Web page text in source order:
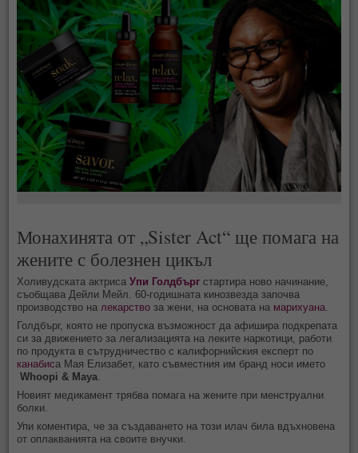
Монахинята от „Sister Act“ ще помага на
жените с болезнен цикъл
Холивудската актрисаУпи Голдбърг стартира ново начинание,
съобщава Дейли Мейл. 60-годишната кинозвезда започва
производство на лекарство за жени, на основата на марихуана
Голдбърг, която не пропуска възможност да афишира подкрепата
си за движението за легализацията на леките наркотици, работи
по продукта в сътрудничество с калифорнийския експерт по
канабиса Мая Елизабет, като съвместния им бранд носи името
Whoopi & Maya
Новият медикамент трябва помага на жените при менструални
болки.
Упи коментира, че за създаването на този илач била вдъхновена
от оплакванията на своите внучки.